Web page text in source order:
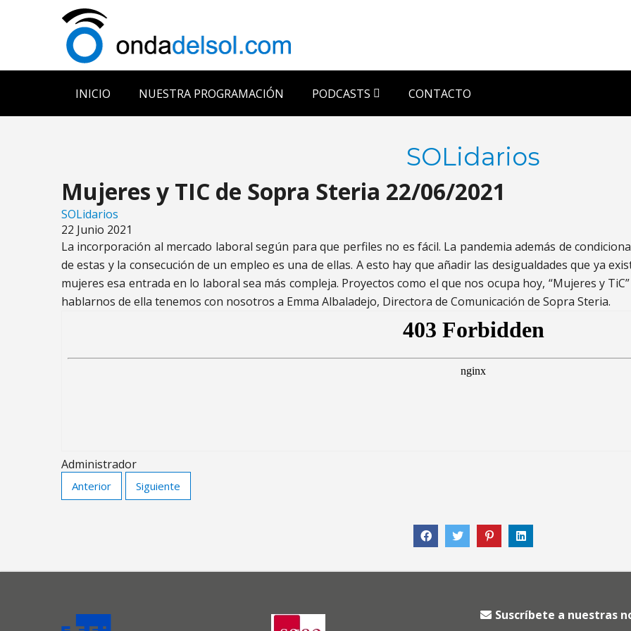
INICIO NUESTRA PROGRAMACIÓN PODCASTS CONTACTO
SOLidarios
Mujeres y TIC de Sopra Steria 22/06/2021
SOLidarios
22 Junio 2021
La incorporación al mercado laboral según para que perfiles no es fácil. La pandemia además de
de estas y la consecución de un empleo es una de ellas. A esto hay que añadir las desigualdades que ya
mujeres esa entrada en lo laboral sea más compleja. Proyectos como el que nos ocupa hoy, “Mujeres y
hablarnos de ella tenemos con nosotros a Emma Albaladejo, Directora de Comunicación de Sopra Steria.
Administrador
Anterior Siguiente
Suscríbete a nuestras